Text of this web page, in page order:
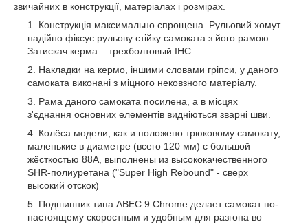
звичайних в конструкції, матеріалах і розмірах.
Конструкція максимально спрощена. Рульовий хомут
надійно фіксує рульову стійку самоката з його рамою.
Затискач керма – трехболтовый IHC
Накладки на кермо, іншими словами гріпси, у даного
самоката виконані з міцного нековзного матеріалу.
Рама даного самоката посилена, а в місцях
з'єднання основних елементів видніються зварні шви.
Колёса модели, как и положено трюковому самокату,
маленькие в диаметре (всего 120 мм) с большой
жёсткостью 88А, выполнены из высококачественного
SHR-полиуретана ("Super High Rebound" - сверх
высокий отскок)
Подшипник типа ABEC 9 Chrome делает самокат по-
настоящему скоростным и удобным для разгона во